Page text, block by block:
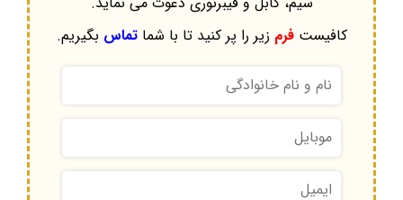
کافیستفرم زیر را پر کنید تا با شماتماس بگیریم.